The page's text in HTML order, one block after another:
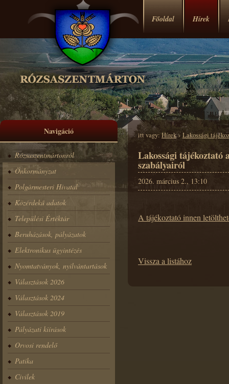
Főoldal Hírek
Navigáció
Rózsaszentmártonról
Önkormányzat
Polgármesteri Hivatal
Közérdekű adatok
Települési Értéktár
Beruházások, pályázatok
Elektronikus ügyintézés
Nyomtatványok, nyilvántartások
Választások 2026
Választások 2024
Választások 2019
Pályázati kiírások
Orvosi rendelő
Patika
Civilek
itt vagy: Hírek›Lakossági
Lakossági tájékoztató
szabályairól
2026. március 2., 13:10
A tájékoztató innen
Vissza a listához